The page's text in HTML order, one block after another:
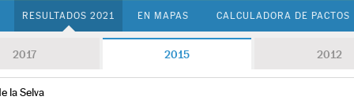
RESULTADOS 2021 EN MAPAS CALCULADORA DE PACTOS
2017 2015 2012
la Selva